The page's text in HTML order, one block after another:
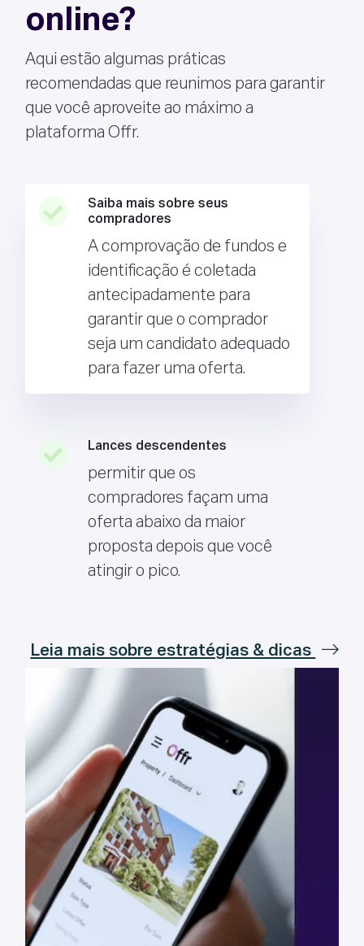
online?
Aqui estão algumas práticas
recomendadas que reunimos para garantir
que você aproveite ao máximo a
plataforma Offr.
Saiba mais sobre seus
compradores
A comprovação de fundos e
identificação é coletada
antecipadamente para
garantir que o comprador
seja um candidato adequado
para fazer uma oferta.
Lances descendentes
permitir que os
compradores façam uma
oferta abaixo da maior
proposta depois que você
atingir o pico.
Leia mais sobre estratégias & dicas